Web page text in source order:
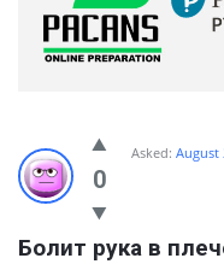
0
Asked: August
Болит рука в